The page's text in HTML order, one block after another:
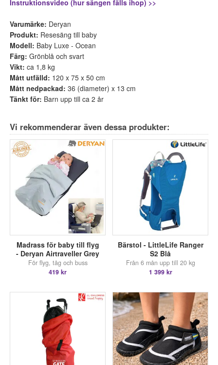
Instruktionsvideo (hur sängen fälls ihop) >>
Varumärke: Deryan
Produkt: Resesäng till baby
Modell: Baby Luxe - Ocean
Färg: Grönblå och svart
Vikt: ca 1,8 kg
Mått utfälld: 120 x 75 x 50 cm
Mått nedpackad: 36 (diameter) x 13 cm
Tänkt för: Barn upp till ca 2 år
Vi rekommenderar även dessa produkter:
Madrass för baby till flyg
- Deryan Airtraveller Grey
För flyg, tåg och buss
419 kr
Bärstol - LittleLife Ranger
S2 Blå
Från 6 mån upp till 20 kg
1 399 kr